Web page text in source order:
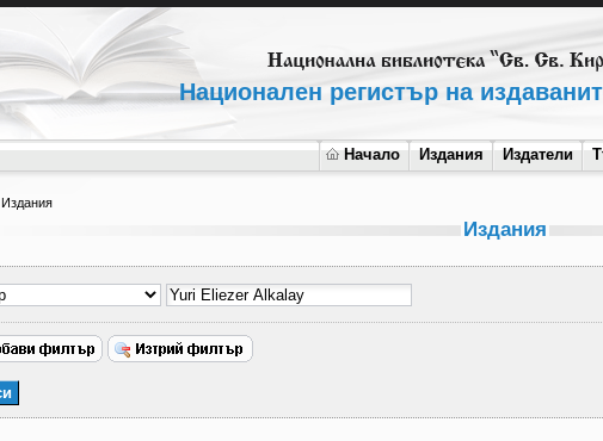
Национален регистър на
Начало Издания Издатели
Издания
Издания